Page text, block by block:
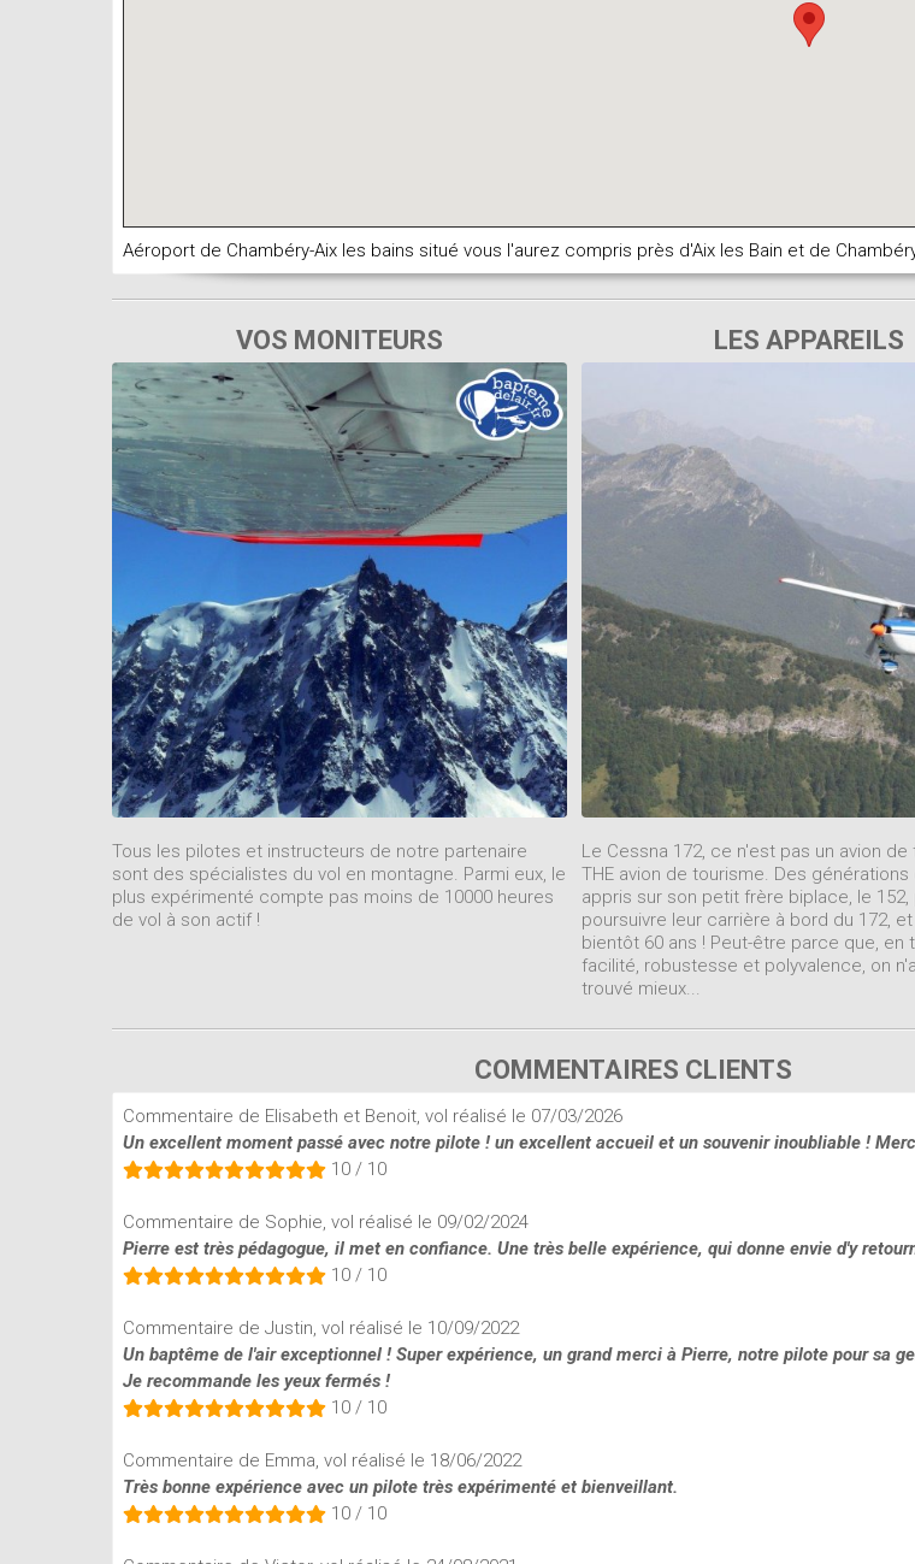
Aéroport de Chambéry-Aix les bains situé vous l'aurez compris près d'Aix les Bain et de
VOS MONITEURS
Tous les pilotes et instructeurs de notre partenaire
sont des spécialistes du vol en montagne. Parmi eux, le
plus expérimenté compte pas moins de 10000 heures
de vol à son actif !
LES APPAREILS
Le Cessna 172, ce n'est pas un avion
THE avion de tourisme. Des
appris sur son petit frère biplace, le 152,
poursuivre leur carrière à bord du 172,
bientôt 60 ans ! Peut-être parce que, en
facilité, robustesse et polyvalence, on
trouvé mieux...
COMMENTAIRES CLIENTS
Commentaire de Elisabeth et Benoit, vol réalisé le 07/03/2026
Un excellent moment passé avec notre pilote ! un excellent accueil et un souvenir inoubliable !
10 / 10
Commentaire de Sophie, vol réalisé le 09/02/2024
Pierre est très pédagogue, il met en confiance. Une très belle expérience, qui donne envie d'y
10 / 10
Commentaire de Justin, vol réalisé le 10/09/2022
Un baptême de l'air exceptionnel ! Super expérience, un grand merci à Pierre, notre pilote pour sa
Je recommande les yeux fermés !
10 / 10
Commentaire de Emma, vol réalisé le 18/06/2022
Très bonne expérience avec un pilote très expérimenté et bienveillant.
10 / 10